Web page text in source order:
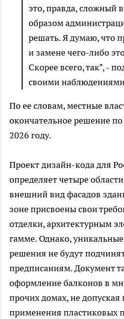
это, правда, сложный
образом
решать. Я думаю, что
и замене чего-либо
Скорее всего, так", -
своими
По ее словам, местные
окончательное решение
2026 году.
Проект дизайн-кода для
определяет четыре
внешний вид фасадов
зоне присвоены свои
отделки, архитектурным
гамме. Однако,
решения не будут
предписаниям. Документ
оформление балконов в
прочих домах, не допуская
применения пластиковых